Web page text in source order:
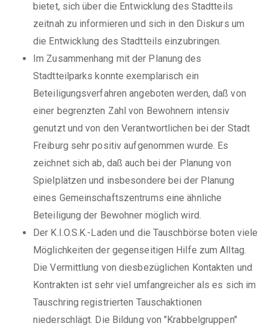
bietet, sich über die Entwicklung des Stadtteils
zeitnah zu informieren und sich in den Diskurs um
die Entwicklung des Stadtteils einzubringen.
Im Zusammenhang mit der Planung des
Stadtteilparks konnte exemplarisch ein
Beteiligungsverfahren angeboten werden, daß von
einer begrenzten Zahl von Bewohnern intensiv
genutzt und von den Verantwortlichen bei der Stadt
Freiburg sehr positiv aufgenommen wurde. Es
zeichnet sich ab, daß auch bei der Planung von
Spielplätzen und insbesondere bei der Planung
eines Gemeinschaftszentrums eine ähnliche
Beteiligung der Bewohner möglich wird.
Der K.I.O.S.K.-Laden und die Tauschbörse boten viele
Möglichkeiten der gegenseitigen Hilfe zum Alltag.
Die Vermittlung von diesbezüglichen Kontakten und
Kontrakten ist sehr viel umfangreicher als es sich im
Tauschring registrierten Tauschaktionen
niederschlägt. Die Bildung von "Krabbelgruppen"